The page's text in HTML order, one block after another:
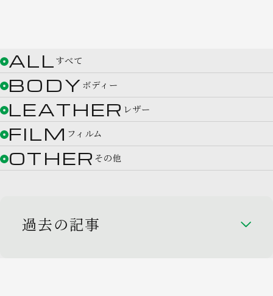
ALL すべて
BODY ボディー
LEATHER レザー
FILM フィルム
OTHER その他
過去の記事